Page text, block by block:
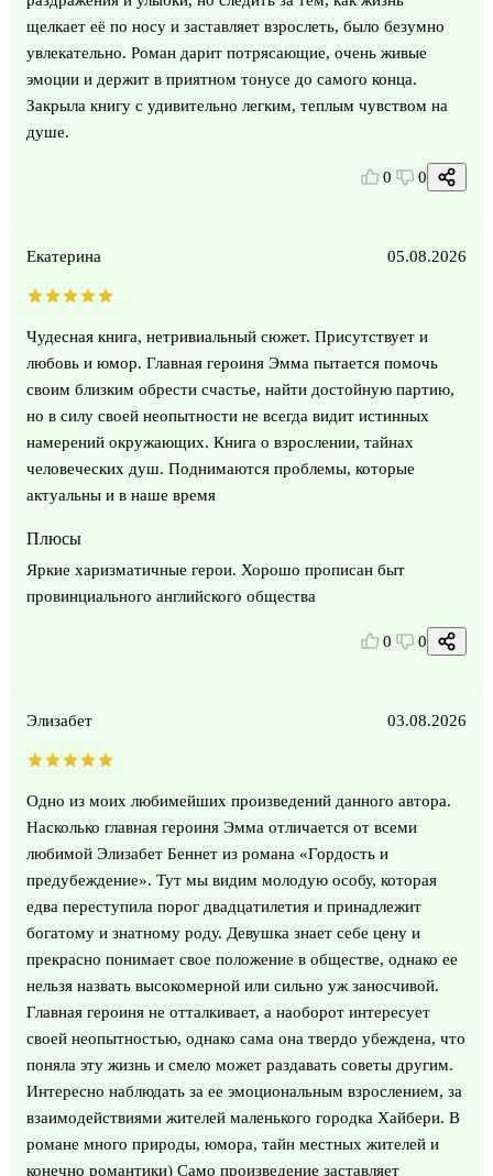
щелкает её по носу и заставляет взрослеть, было безумно
увлекательно. Роман дарит потрясающие, очень живые
эмоции и держит в приятном тонусе до самого конца.
Закрыла книгу с удивительно легким, теплым чувством на
душе.
0 0
Екатерина 05.08.2026
Чудесная книга, нетривиальный сюжет. Присутствует и
любовь и юмор. Главная героиня Эмма пытается помочь
своим близким обрести счастье, найти достойную партию,
но в силу своей неопытности не всегда видит истинных
намерений окружающих. Книга о взрослении, тайнах
человеческих душ. Поднимаются проблемы, которые
актуальны и в наше время
Плюсы
Яркие харизматичные герои. Хорошо прописан быт
провинциального английского общества
0 0
Элизабет 03.08.2026
Одно из моих любимейших произведений данного автора.
Насколько главная героиня Эмма отличается от всеми
любимой Элизабет Беннет из романа «Гордость и
предубеждение». Тут мы видим молодую особу, которая
едва переступила порог двадцатилетия и принадлежит
богатому и знатному роду. Девушка знает себе цену и
прекрасно понимает свое положение в обществе, однако ее
нельзя назвать высокомерной или сильно уж заносчивой.
Главная героиня не отталкивает, а наоборот интересует
своей неопытностью, однако сама она твердо убеждена, что
поняла эту жизнь и смело может раздавать советы другим.
Интересно наблюдать за ее эмоциональным взрослением, за
взаимодействиями жителей маленького городка Хайбери. В
романе много природы, юмора, тайн местных жителей и
конечно романтики) Само произведение заставляет